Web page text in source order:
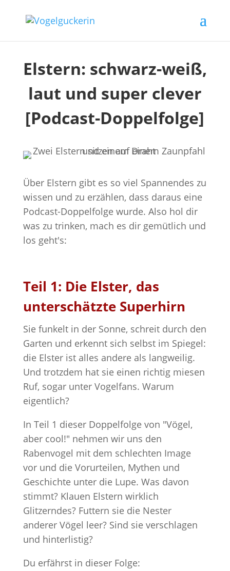
Elstern: schwarz-weiß,
laut und super clever
[Podcast-Doppelfolge]
Über Elstern gibt es so viel Spannendes zu
wissen und zu erzählen, dass daraus eine
Podcast-Doppelfolge wurde. Also hol dir
was zu trinken, mach es dir gemütlich und
los geht's:
Teil 1: Die Elster, das
unterschätzte Superhirn
Sie funkelt in der Sonne, schreit durch den
Garten und erkennt sich selbst im Spiegel:
die Elster ist alles andere als langweilig.
Und trotzdem hat sie einen richtig miesen
Ruf, sogar unter Vogelfans. Warum
eigentlich?
In Teil 1 dieser Doppelfolge von "Vögel,
aber cool!" nehmen wir uns den
Rabenvogel mit dem schlechten Image
vor und die Vorurteilen, Mythen und
Geschichte unter die Lupe. Was davon
stimmt? Klauen Elstern wirklich
Glitzerndes? Futtern sie die Nester
anderer Vögel leer? Sind sie verschlagen
und hinterlistig?
Du erfährst in dieser Folge: